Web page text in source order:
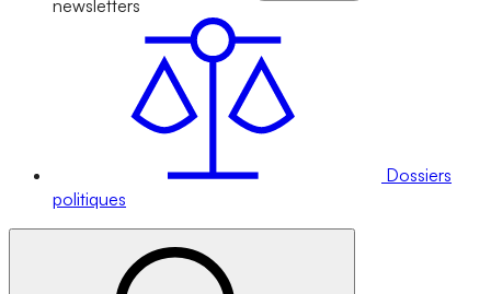
newsletters
Dossiers
politiques